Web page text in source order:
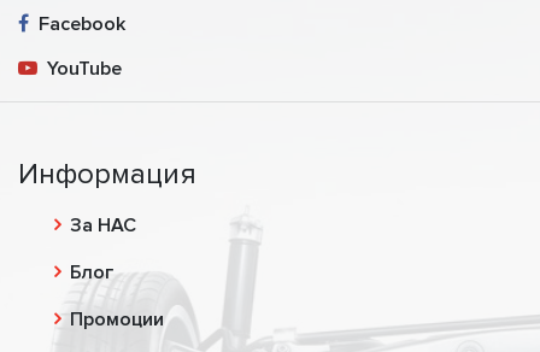
Facebook
YouTube
Информация
За НАС
Блог
Промоции